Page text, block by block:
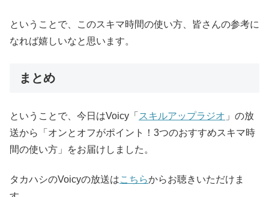
ということで、このスキマ時間の使い方、皆さんの参考に
なれば嬉しいなと思います。
まとめ
ということで、今日はVoicy「 スキルアップラジオ 」の放
送から「オンとオフがポイント！3つのおすすめスキマ時
間の使い方」をお届けしました。
タカハシのVoicyの放送はこちらからお聴きいただけま